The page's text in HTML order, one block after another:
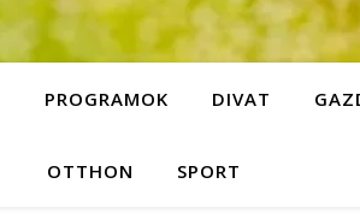
PROGRAMOK DIVAT
OTTHON SPORT